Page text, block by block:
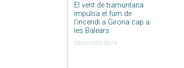
El vent de tramuntana
impulsa el fum de
l’incendi a Girona cap a
les Balears
03/07/2026 09:24